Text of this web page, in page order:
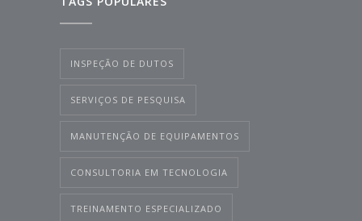
INSPEÇÃO DE DUTOS
SERVIÇOS DE PESQUISA
MANUTENÇÃO DE EQUIPAMENTOS
CONSULTORIA EM TECNOLOGIA
TREINAMENTO ESPECIALIZADO